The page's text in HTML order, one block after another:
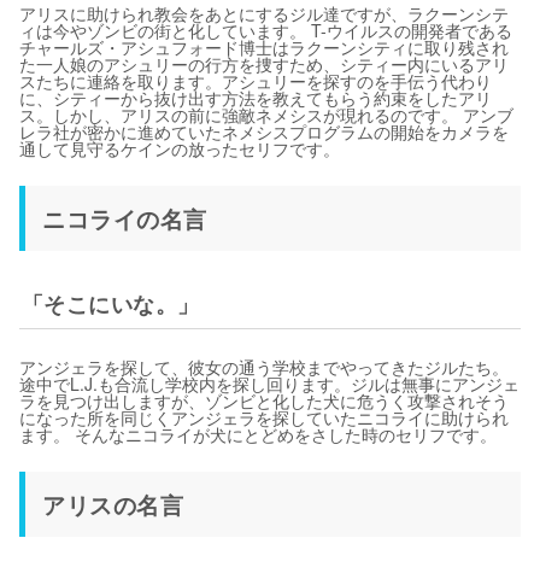
アリスに助けられ教会をあとにするジル達ですが、ラクーンシテ
ィは今やゾンビの街と化しています。 T-ウイルスの開発者である
チャールズ・アシュフォード博士はラクーンシティに取り残され
た一人娘のアシュリーの行方を捜すため、シティー内にいるアリ
スたちに連絡を取ります。アシュリーを探すのを手伝う代わり
に、シティーから抜け出す方法を教えてもらう約束をしたアリ
ス。しかし、アリスの前に強敵ネメシスが現れるのです。 アンブ
レラ社が密かに進めていたネメシスプログラムの開始をカメラを
通して見守るケインの放ったセリフです。
ニコライの名言
「そこにいな。」
アンジェラを探して、彼女の通う学校までやってきたジルたち。
途中でL.J.も合流し学校内を探し回ります。ジルは無事にアンジェ
ラを見つけ出しますが、ゾンビと化した犬に危うく攻撃されそう
になった所を同じくアンジェラを探していたニコライに助けられ
ます。 そんなニコライが犬にとどめをさした時のセリフです。
アリスの名言